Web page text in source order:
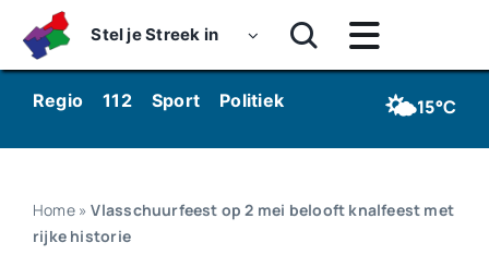
content
Stel je Streek in
Toggle
Navigatie
Home
Nieuws
Regio 112 Sport Politiek Kunst & Cultuur
🌤️15°C
Home»Vlasschuurfeest op 2 mei belooft knalfeest met
rijke historie